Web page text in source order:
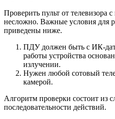
Проверить пульт от телевизора
несложно. Важные условия для
приведены ниже.
ПДУ должен быть с ИК-
работы устройства
излучении.
Нужен любой сотовый
камерой.
Алгоритм проверки состоит из
последовательности действий.